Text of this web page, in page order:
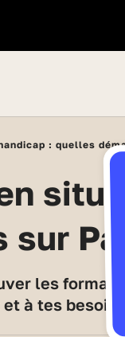
: quelles
sur
à tes